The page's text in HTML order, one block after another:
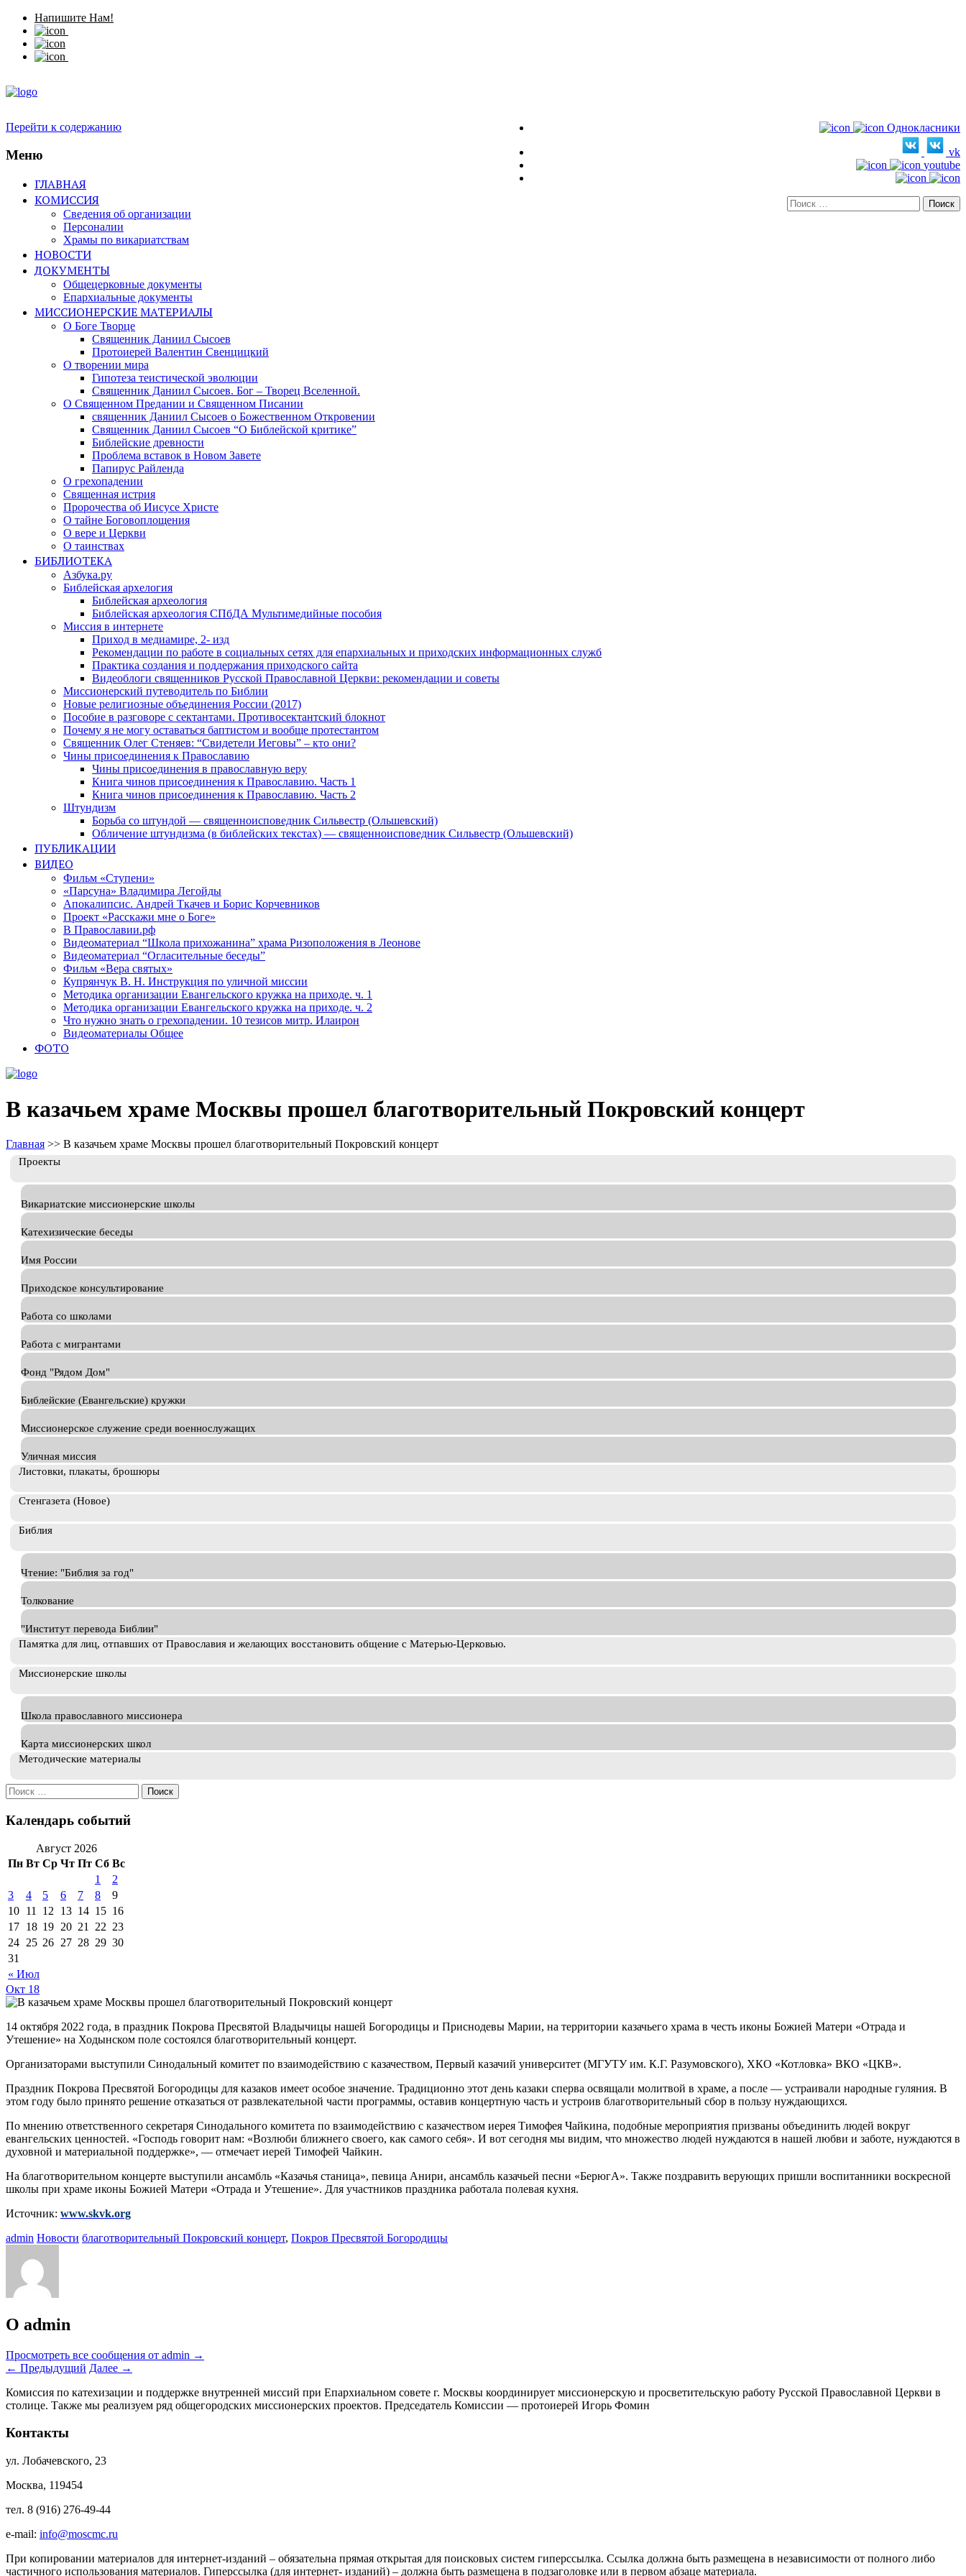
Напишите Нам!
Однокласники
vk
youtube
Искать:
Перейти к содержанию
Меню
ГЛАВНАЯ
КОМИССИЯ
Сведения об организации
Персоналии
Храмы по викариатствам
НОВОСТИ
ДОКУМЕНТЫ
Общецерковные документы
Епархиальные документы
МИССИОНЕРСКИЕ МАТЕРИАЛЫ
О Боге Творце
Священник Даниил Сысоев
Протоиерей Валентин Свенцицкий
О творении мира
Гипотеза теистической эволюции
Священник Даниил Сысоев. Бог – Творец Вселенной.
О Священном Предании и Священном Писании
священник Даниил Сысоев о Божественном Откровении
Священник Даниил Сысоев “О Библейской критике”
Библейские древности
Проблема вставок в Новом Завете
Папирус Райленда
О грехопадении
Священная истрия
Пророчества об Иисусе Христе
О тайне Боговоплощения
О вере и Церкви
О таинствах
БИБЛИОТЕКА
Азбука.ру
Библейская архелогия
Библейская археология
Библейская археология СПбДА Мультимедийные пособия
Миссия в интернете
Приход в медиамире, 2- изд
Рекомендации по работе в социальных сетях для епархиальных и приходских информационных служб
Практика создания и поддержания приходского сайта
Видеоблоги священников Русской Православной Церкви: рекомендации и советы
Миссионерский путеводитель по Библии
Новые религиозные объединения России (2017)
Пособие в разговоре с сектантами. Противосектантский блокнот
Почему я не могу оставаться баптистом и вообще протестантом
Священник Олег Стеняев: “Свидетели Иеговы” – кто они?
Чины присоединения к Православию
Чины присоединения в православную веру
Книга чинов присоединения к Православию. Часть 1
Книга чинов присоединения к Православию. Часть 2
Штундизм
Борьба со штундой — священноисповедник Сильвестр (Ольшевский)
Обличение штундизма (в библейских текстах) — священноисповедник Сильвестр (Ольшевский)
ПУБЛИКАЦИИ
ВИДЕО
Фильм «Ступени»
«Парсуна» Владимира Легойды
Апокалипсис. Андрей Ткачев и Борис Корчевников
Проект «Расскажи мне о Боге»
В Православии.рф
Видеоматериал “Школа прихожанина” храма Ризоположения в Леонове
Видеоматериал “Огласительные беседы”
Фильм «Вера святых»
Купрянчук В. Н. Инструкция по уличной миссии
Методика организации Евангельского кружка на приходе. ч. 1
Методика организации Евангельского кружка на приходе. ч. 2
Что нужно знать о грехопадении. 10 тезисов митр. Илаирон
Видеоматериалы Общее
ФОТО
В казачьем храме Москвы прошел благотворительный Покровский концерт
Главная >> В казачьем храме Москвы прошел благотворительный Покровский концерт
Проекты
Викариатские миссионерские школы
Катехизические беседы
Имя России
Приходское консультирование
Работа со школами
Работа с мигрантами
Фонд "Рядом Дом"
Библейские (Евангельские) кружки
Миссионерское служение среди военнослужащих
Уличная миссия
Листовки, плакаты, брошюры
Стенгазета (Новое)
Библия
Чтение: "Библия за год"
Толкование
"Институт перевода Библии"
Памятка для лиц, отпавших от Православия и желающих восстановить общение с Матерью-Церковью.
Миссионерские школы
Школа православного миссионера
Карта миссионерских школ
Методические материалы
Искать:
Календарь событий
Август 2026
Пн Вт Ср Чт Пт Сб Вс
« Июл
1
2
3
4 5 6 7 8
9
10 11 12 13 14 15 16
17 18 19 20 21 22 23
24 25 26 27 28 29 30
31
Окт 18
14 октября 2022 года, в праздник Покрова Пресвятой Владычицы нашей Богородицы и Приснодевы Марии, на территории казачьего храма в честь иконы Божией Матери «Отрада и
Утешение» на Ходынском поле состоялся благотворительный концерт.
Организаторами выступили Синодальный комитет по взаимодействию с казачеством, Первый казачий университет (МГУТУ им. К.Г. Разумовского), ХКО «Котловка» ВКО «ЦКВ».
Праздник Покрова Пресвятой Богородицы для казаков имеет особое значение. Традиционно этот день казаки сперва освящали молитвой в храме, а после — устраивали народные гуляния. В
этом году было принято решение отказаться от развлекательной части программы, оставив концертную часть и устроив благотворительный сбор в пользу нуждающихся.
По мнению ответственного секретаря Синодального комитета по взаимодействию с казачеством иерея Тимофея Чайкина, подобные мероприятия призваны объединить людей вокруг
евангельских ценностей. «Господь говорит нам: «Возлюби ближнего своего, как самого себя». И вот сегодня мы видим, что множество людей нуждаются в нашей любви и заботе, нуждаются в
духовной и материальной поддержке», — отмечает иерей Тимофей Чайкин.
На благотворительном концерте выступили ансамбль «Казачья станица», певица Анири, ансамбль казачьей песни «БерюгА». Также поздравить верующих пришли воспитанники воскресной
школы при храме иконы Божией Матери «Отрада и Утешение». Для участников праздника работала полевая кухня.
Источник: www.skvk.org
admin Новости благотворительный Покровский концерт, Покров Пресвятой Богородицы
О admin
Просмотреть все сообщения от admin →
← Предыдущий Далее →
Комиссия по катехизации и поддержке внутренней миссий при Епархиальном совете г. Москвы координирует миссионерскую и просветительскую работу Русской Православной Церкви в
столице. Также мы реализуем ряд общегородских миссионерских проектов. Председатель Комиссии — протоиерей Игорь Фомин
Контакты
ул. Лобачевского, 23
Москва, 119454
тел. 8 (916) 276-49-44
e-mail: info@moscmc.ru
При копировании материалов для интернет-изданий – обязательна прямая открытая для поисковых систем гиперссылка. Ссылка должна быть размещена в независимости от полного либо
частичного использования материалов. Гиперссылка (для интернет- изданий) – должна быть размещена в подзаголовке или в первом абзаце материала.